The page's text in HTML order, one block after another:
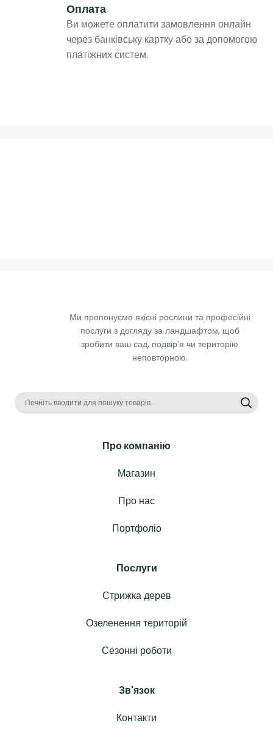
Оплата
Ви можете оплатити замовлення онлайн
через банківську картку або за допомогою
платіжних систем.
Ми пропонуємо якісні рослини та професійні
послуги з догляду за ландшафтом, щоб
зробити ваш сад, подвір’я чи територію
неповторною.
Про компанію
Магазин
Про нас
Портфоліо
Послуги
Стрижка дерев
Озеленення територій
Сезонні роботи
Зв'язок
Контакти